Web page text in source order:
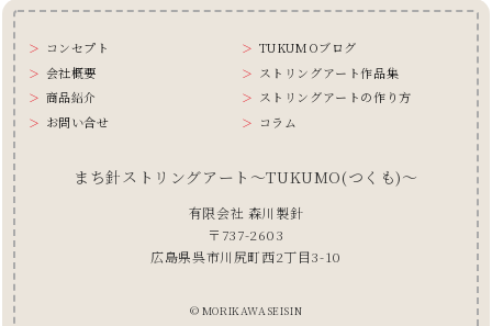
まち針ストリングアート〜TUKUMO(つくも)〜
有限会社 森川製針
〒737-2603
広島県呉市川尻町西2丁目3-10
コンセプト
TUKUMOブログ
会社概要
ストリングアート作品集
商品紹介
ストリングアートの作り方
お問い合せ
コラム
© MORIKAWASEISIN